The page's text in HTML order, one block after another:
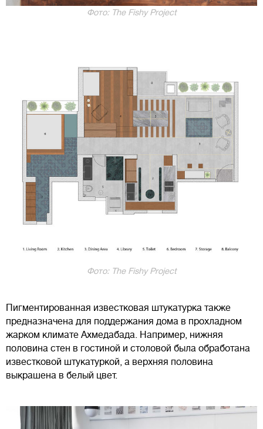
Фото: The Fishy Project
Фото: The Fishy Project
Пигментированная известковая штукатурка также
предназначена для поддержания дома в прохладном
жарком климате Ахмедабада. Например, нижняя
половина стен в гостиной и столовой была обработана
известковой штукатуркой, а верхняя половина
выкрашена в белый цвет.